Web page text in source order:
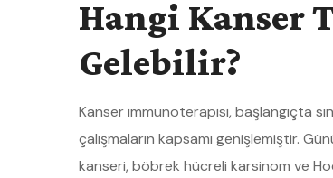
Hangi Kanser
Gelebilir?
Kanser immünoterapisi, başlangıçta
çalışmaların kapsamı genişlemiştir.
kanseri, böbrek hücreli karsinom ve